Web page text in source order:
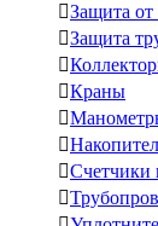
Защита от
Защита

Краны


Счетчики
